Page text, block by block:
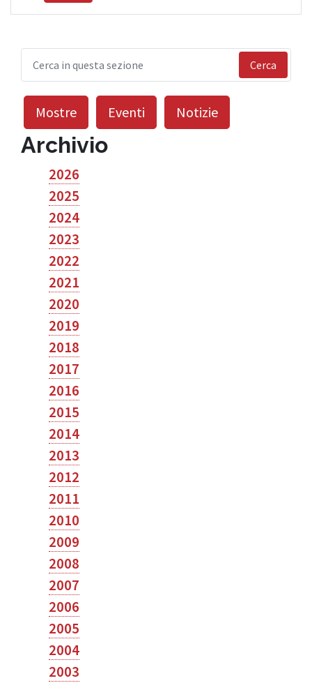
Cerca
Mostre Eventi Notizie
Archivio
2026
2025
2024
2023
2022
2021
2020
2019
2018
2017
2016
2015
2014
2013
2012
2011
2010
2009
2008
2007
2006
2005
2004
2003